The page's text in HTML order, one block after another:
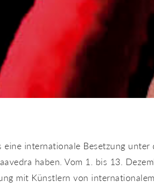
internationale Besetzung unter
haben. Vom 1. bis 13.
mit Künstlern von